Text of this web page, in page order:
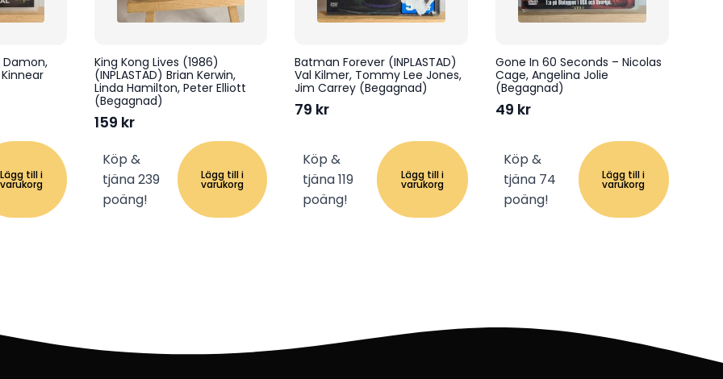
Lägg till i
varukorg
King Kong Lives (1986)
(INPLASTAD) Brian Kerwin,
Linda Hamilton, Peter Elliott
(Begagnad)
159 kr
Köp &
tjäna 239
poäng!
Lägg till i
varukorg
Batman Forever (INPLASTAD)
Val Kilmer, Tommy Lee Jones,
Jim Carrey (Begagnad)
79 kr
Köp &
tjäna 119
poäng!
Lägg till i
varukorg
Gone In 60 Seconds – Nicolas
Cage, Angelina Jolie
(Begagnad)
49 kr
Köp &
tjäna 74
poäng!
Lägg till i
varukorg